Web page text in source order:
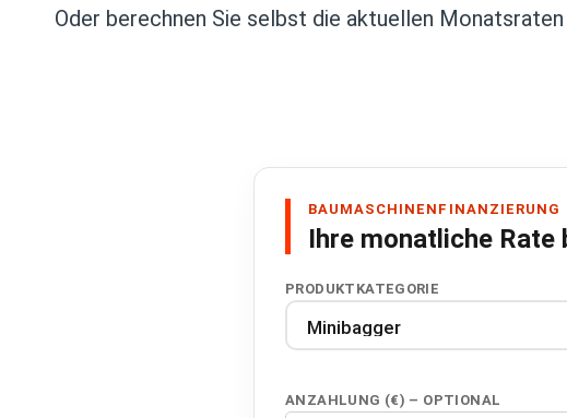
Oder berechnen Sie selbst die aktuellen
BAUMASCHINENFINANZIERUNG
Ihre monatliche Rate
PRODUKTKATEGORIE
ANZAHLUNG (€) – OPTIONAL